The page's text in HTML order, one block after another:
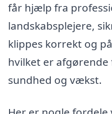
får hjælp fra
landskabsplejere,
klippes korrekt og
hvilket er
sundhed og vækst.